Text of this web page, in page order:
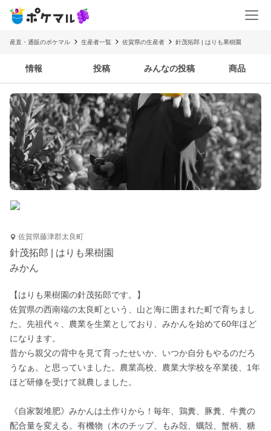
産直・通販のポケマル 生産者一覧 佐賀県の生産者 針茂拓郎 | はりも果樹園
情報 投稿 みんなの投稿 商品
佐賀県藤津郡太良町
針茂拓郎 | はりも果樹園
みかん
【はりも果樹園の針茂拓郎です。】
佐賀県の西南端の太良町という、山と海に囲まれた町で育ちまし
た。先祖代々、農業を生業としており、みかんを始めて60年ほど
になります。
昔から親父の背中を見て育ったせいか、いつか自分もやるのだろ
うなぁ。と思っていました。農業高校、農業大学校を卒業後、1年
ほど研修を受けて就農しました。
《自家製堆肥》みかんは土作りから！毎年、鶏糞、豚糞、牛糞の
配合量を変える。有機物（木のチップ、もみ殻、蠣殻、蟹柄、糖